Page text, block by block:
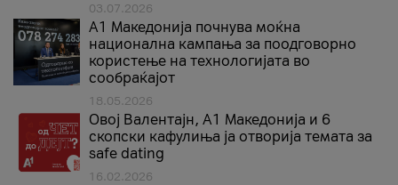
03.07.2026
A1 Македонија почнува моќна
национална кампања за поодговорно
користење на технологијата во
сообраќајот
18.05.2026
Овој Валентајн, A1 Македонија и 6
скопски кафулиња ја отворија темата за
safe dating
16.02.2026